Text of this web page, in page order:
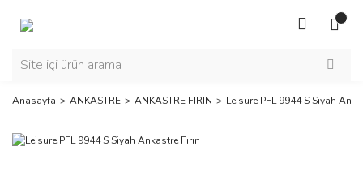
Anasayfa ANKASTRE ANKASTRE FIRIN Leisure PFL 9944 S Siyah